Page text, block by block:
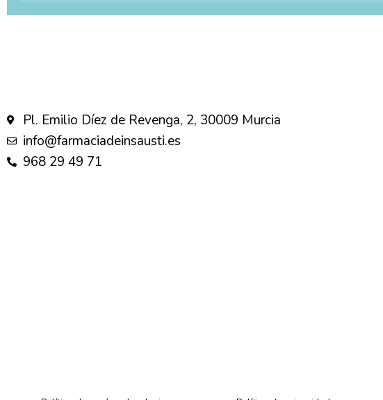
Pl. Emilio Díez de Revenga, 2, 30009 Murcia
info@farmaciadeinsausti.es
968 29 49 71